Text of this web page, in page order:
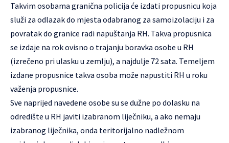
Takvim osobama granična policija će izdati propusnicu koja
služi za odlazak do mjesta odabranog za samoizolaciju i za
povratak do granice radi napuštanja RH. Takva propusnica
se izdaje na rok ovisno o trajanju boravka osobe u RH
(izrečeno pri ulasku u zemlju), a najdulje 72 sata. Temeljem
izdane propusnice takva osoba može napustiti RH u roku
važenja propusnice.
Sve naprijed navedene osobe su se dužne po dolasku na
odredište u RH javiti izabranom liječniku, a ako nemaju
izabranog liječnika, onda teritorijalno nadležnom